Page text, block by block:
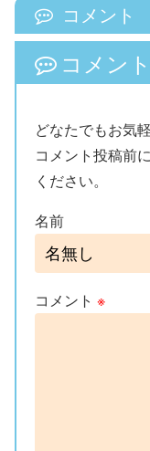
コメント
コメン
どなたでもお気
コメント投稿前に
ください。
名前
コメント ※